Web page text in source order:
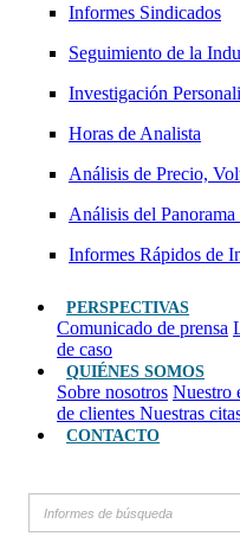
Informes Sindicados
Seguimiento de la
Investigación
Horas de Analista
Análisis de Precio,
Análisis del
Informes Rápidos de
PERSPECTIVAS
Comunicado de prensa
de caso
QUIÉNES SOMOS
Sobre nosotros Nuestro
de clientes Nuestras
CONTACTO